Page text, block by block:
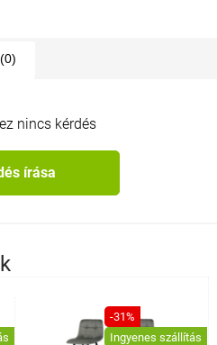
nincs kérdés
írása
-31%
Ingyenes szállítás